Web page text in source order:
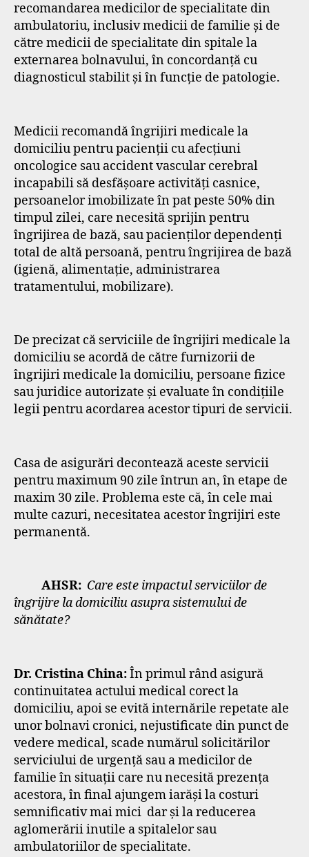
recomandarea medicilor de specialitate din
ambulatoriu, inclusiv medicii de familie şi de
către medicii de specialitate din spitale la
externarea bolnavului, în concordanţă cu
diagnosticul stabilit şi în funcţie de patologie.
Medicii recomandă îngrijiri medicale la
domiciliu pentru pacienții cu afecțiuni
oncologice sau accident vascular cerebral
incapabili să desfășoare activități casnice,
persoanelor imobilizate în pat peste 50% din
timpul zilei, care necesită sprijin pentru
îngrijirea de bază, sau pacienților dependenți
total de altă persoană, pentru îngrijirea de bază
(igienă, alimentație, administrarea
tratamentului, mobilizare).
De precizat că serviciile de îngrijiri medicale la
domiciliu se acordă de către furnizorii de
îngrijiri medicale la domiciliu, persoane fizice
sau juridice autorizate şi evaluate în condiţiile
legii pentru acordarea acestor tipuri de servicii.
Casa de asigurări decontează aceste servicii
pentru maximum 90 zile întrun an, în etape de
maxim 30 zile. Problema este că, în cele mai
multe cazuri, necesitatea acestor îngrijiri este
permanentă.
AHSR: Care este impactul serviciilor de
îngrijire la domiciliu asupra sistemului de
sănătate?
Dr. Cristina China:În primul rând asigură
continuitatea actului medical corect la
domiciliu, apoi se evită internările repetate ale
unor bolnavi cronici, nejustificate din punct de
vedere medical, scade numărul solicitărilor
serviciului de urgență sau a medicilor de
familie în situații care nu necesită prezența
acestora, în final ajungem iarăși la costuri
semnificativ mai mici dar și la reducerea
aglomerării inutile a spitalelor sau
ambulatoriilor de specialitate.